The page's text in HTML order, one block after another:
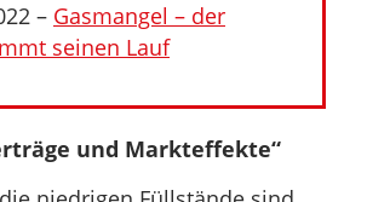
– Gasmangel – der
seinen Lauf
und Markteffekte“